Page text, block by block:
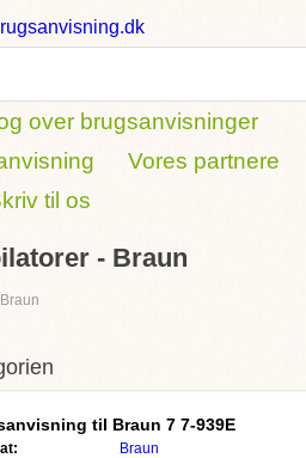
over brugsanvisninger
Vores partnere
til os
- Braun
Braun
til Braun 7 7-939E
Braun